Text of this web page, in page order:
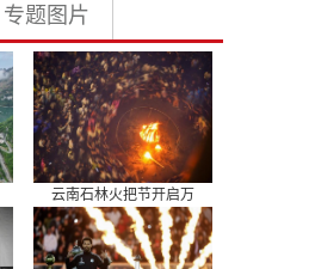
专题图片
云南石林火把节开启万